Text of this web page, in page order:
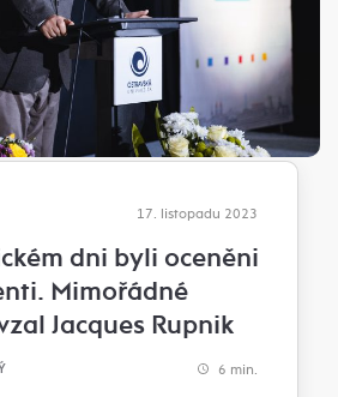
17. listopadu 2023
dni byli oceněni
Mimořádné
Jacques Rupnik
6 min.